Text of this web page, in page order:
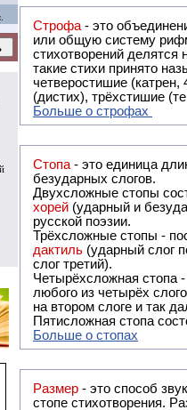
Строфа - это объединение двух
или общую систему рифм, и регулярно или периодически
стихотворений делятся на строфы и т.о. являются строфическими.
такие стихи принято называть астрофическими. Самая популярная строфа в русской поэзии -
четверостишие
(дистих), трёхстишие
Больше о строфах
Стопа - это единица
безударных слогов.
Двухсложные стопы
хорей (ударный и
русской поэзии.
Трёхсложные стопы -
дактиль (ударный слог
слог третий).
Четырёхсложная стопа
любого из четырёх
на втором слоге и так
Пятисложная стопа
Больше о стопах
Размер - это способ
стопе стихотворения.